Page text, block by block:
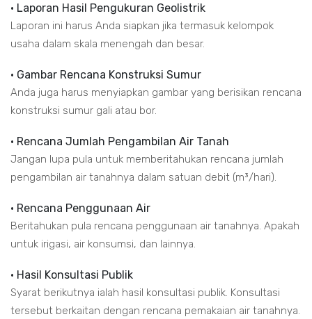
• Laporan Hasil Pengukuran Geolistrik
Laporan ini harus Anda siapkan jika termasuk kelompok
usaha dalam skala menengah dan besar.
• Gambar Rencana Konstruksi Sumur
Anda juga harus menyiapkan gambar yang berisikan rencana
konstruksi sumur gali atau bor.
• Rencana Jumlah Pengambilan Air Tanah
Jangan lupa pula untuk memberitahukan rencana jumlah
pengambilan air tanahnya dalam satuan debit (m³/hari).
• Rencana Penggunaan Air
Beritahukan pula rencana penggunaan air tanahnya. Apakah
untuk irigasi, air konsumsi, dan lainnya.
• Hasil Konsultasi Publik
Syarat berikutnya ialah hasil konsultasi publik. Konsultasi
tersebut berkaitan dengan rencana pemakaian air tanahnya.